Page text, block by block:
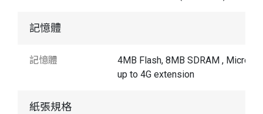
記憶體
記憶體
4MB Flash, 8MB SDRAM , Micro
up to 4G extension
紙張規格